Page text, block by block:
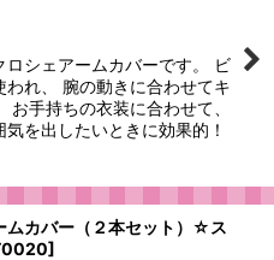
ロシェアームカバーです。 ビ
われ、 腕の動きに合わせてキ
お手持ちの衣装に合わせて、
を出したいときに効果的！
ムカバー（２本セット）☆ス
]